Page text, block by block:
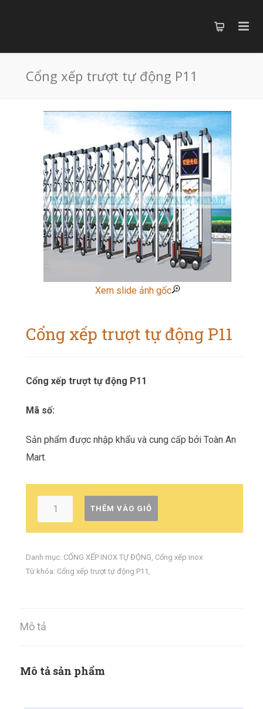
Cổng xếp trượt tự động P11
Xem slide ảnh gốc
Cổng xếp trượt tự động P11
Cổng xếp trượt tự động P11
Mã số:
Sản phẩm được nhập khẩu và cung cấp bởi Toàn An
Mart.
THÊM VÀO GIỎ
Danh mục: CỔNG XẾP INOX TỰ ĐỘNG, Cổng xếp inox
Từ khóa: Cổng xếp trượt tự động P11 ,
Mô tả
Mô tả sản phẩm